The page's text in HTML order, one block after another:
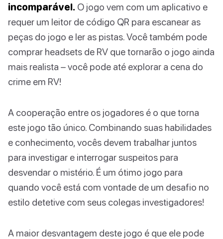
incomparável. O jogo vem com um aplicativo e
requer um leitor de código QR para escanear as
peças do jogo e ler as pistas. Você também pode
comprar headsets de RV que tornarão o jogo ainda
mais realista – você pode até explorar a cena do
crime em RV!
A cooperação entre os jogadores é o que torna
este jogo tão único. Combinando suas habilidades
e conhecimento, vocês devem trabalhar juntos
para investigar e interrogar suspeitos para
desvendar o mistério. É um ótimo jogo para
quando você está com vontade de um desafio no
estilo detetive com seus colegas investigadores!
A maior desvantagem deste jogo é que ele pode